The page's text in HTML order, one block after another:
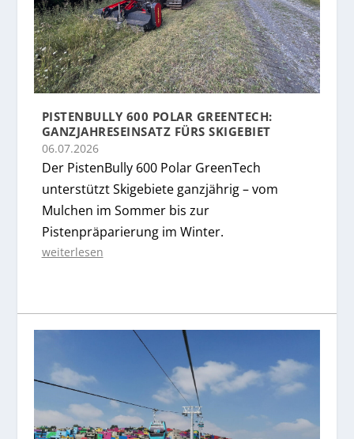
PISTENBULLY 600 POLAR GREENTECH:
GANZJAHRESEINSATZ FÜRS SKIGEBIET
06.07.2026
Der PistenBully 600 Polar GreenTech
unterstützt Skigebiete ganzjährig – vom
Mulchen im Sommer bis zur
Pistenpräparierung im Winter.
weiterlesen